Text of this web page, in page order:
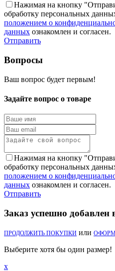
Нажимая на кнопку
обработку персональных
положением о
данных ознакомлен и согласен.
Отправить
Вопросы
Ваш вопрос будет первым!
Задайте вопрос о товаре
Нажимая на кнопку
обработку персональных
положением о
данных ознакомлен и согласен.
Отправить
Заказ успешно добавлен
ПРОДОЛЖИТЬ ПОКУПКИ или
Выберите хотя бы один размер!
x